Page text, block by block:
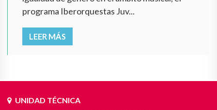
programa Iberorquestas Juv...
LEER MÁS
UNIDAD TÉCNICA